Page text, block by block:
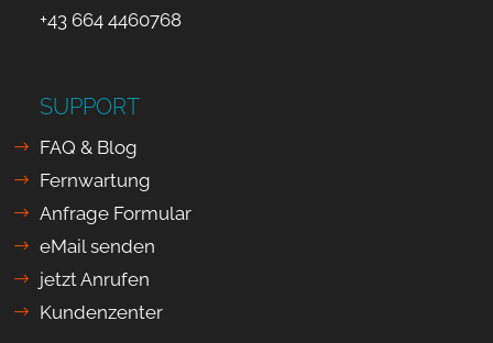
+43 664 4460768
SUPPORT
FAQ & Blog
Fernwartung
Anfrage Formular
eMail senden
jetzt Anrufen
Kundenzenter